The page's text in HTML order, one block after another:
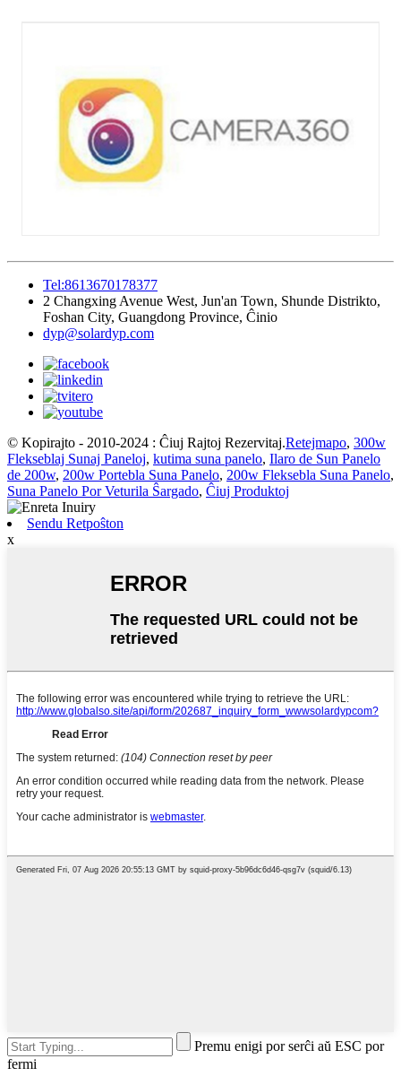
Tel:8613670178377
2 Changxing Avenue West, Jun'an Town, Shunde Distrikto,
Foshan City, Guangdong Province, Ĉinio
dyp@solardyp.com
© Kopirajto - 2010-2024 : Ĉiuj Rajtoj Rezervitaj.Retejmapo, 300w
Flekseblaj Sunaj Paneloj, kutima suna panelo, Ilaro de Sun Panelo
de 200w, 200w Portebla Suna Panelo, 200w Fleksebla Suna Panelo,
Suna Panelo Por Veturila Ŝargado, Ĉiuj Produktoj
Sendu Retpoŝton
x
Premu enigi por serĉi aŭ ESC por
fermi